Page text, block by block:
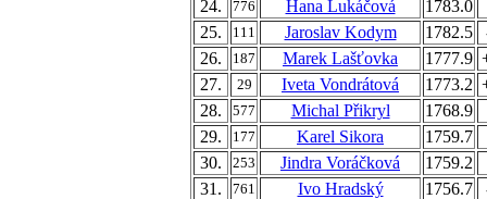
24.
776 Hana Lukáčová
1783.0
25.
111 Jaroslav Kodym 1782.5
26.
187 Marek Lašťovka 1777.9
27.
29 Iveta Vondrátová 1773.2
28.
577 Michal Přikryl
1768.9
29.
177 Karel Sikora
1759.7
30.
253 Jindra Voráčková
1759.2
31.
761 Ivo Hradský 1756.7